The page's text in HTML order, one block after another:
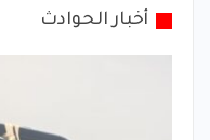
أخبار الحوادث